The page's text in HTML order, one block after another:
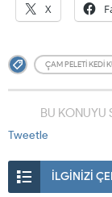
X
ÇAM PELETI KEDI
BU KONUYU
Tweetle
İLGİNİZİ